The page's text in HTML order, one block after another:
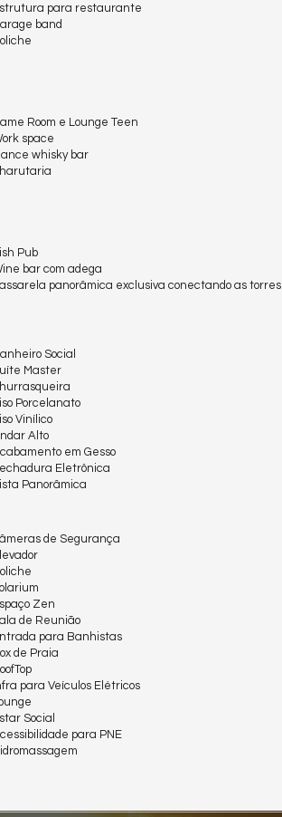
para restaurante
band
Room e Lounge Teen
space
whisky bar
Pub
bar com adega
panorâmica exclusiva conectando as torres
Social
Master
Porcelanato
Vinílico
Alto
em Gesso
Eletrônica
Panorâmica
de Segurança
Zen
de Reunião
para Banhistas
de Praia
para Veículos Elétricos
Social
para PNE